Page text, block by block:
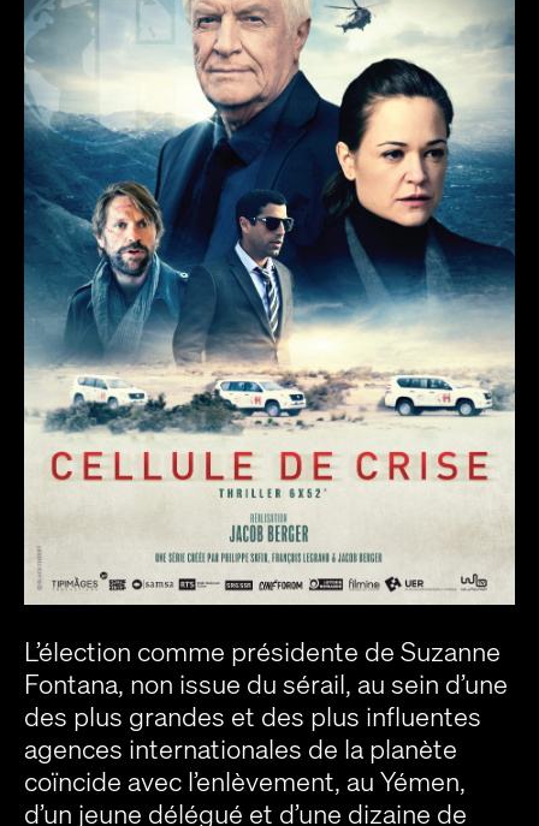
L’élection comme présidente de Suzanne
Fontana, non issue du sérail, au sein d’une
des plus grandes et des plus influentes
agences internationales de la planète
coïncide avec l’enlèvement, au Yémen,
d’un jeune délégué et d’une dizaine de